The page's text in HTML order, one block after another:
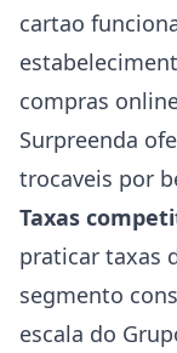
cartao
compras
Surpreenda
trocaveis por
Taxas
praticar taxas
segmento
escala do